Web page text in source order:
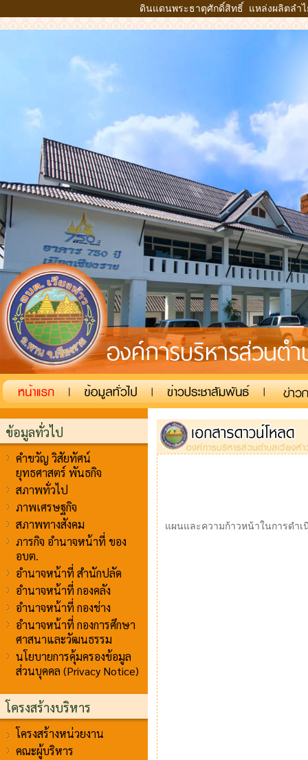
ดินแดนพระธาตุศักดิ์สิทธิ์ แหล่งผลิตลำ
ข้อมูลทั่วไป
คำขวัญ วิสัยทัศน์
ยุทธศาสตร์ พันธกิจ
สภาพทั่วไป
ภาพเศรษฐกิจ
สภาพทางสังคม
ภารกิจ อำนาจหน้าที่ ของ
อบต.
อำนาจหน้าที่ สำนักปลัด
อำนาจหน้าที่ กองคลัง
อำนาจหน้าที่ กองช่าง
อำนาจหน้าที่ กองการศึกษา
ศาสนาและวัฒนธรรม
นโยบายการคุ้มครองข้อมูล
ส่วนบุคคล (Privacy Notice)
โครงสร้างบริหาร
โครงสร้างหน่วยงาน
คณะผู้บริหาร
แผนและความก้าวหน้าในการดำ